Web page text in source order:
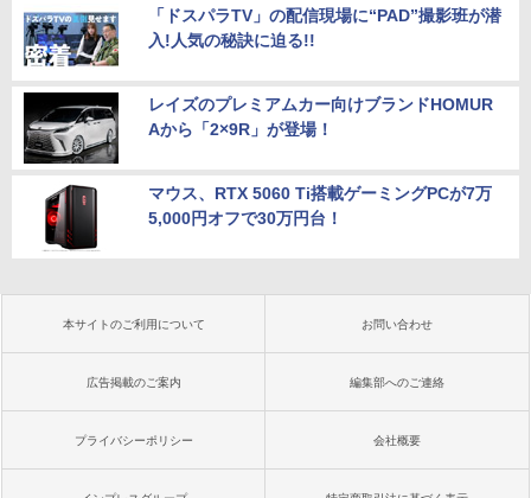
「ドスパラTV」の配信現場に“PAD”撮影班が潜
入!人気の秘訣に迫る!!
レイズのプレミアムカー向けブランドHOMUR
Aから「2×9R」が登場！
マウス、RTX 5060 Ti搭載ゲーミングPCが7万
5,000円オフで30万円台！
本サイトのご利用について お問い合わせ
広告掲載のご案内 編集部へのご連絡
プライバシーポリシー 会社概要